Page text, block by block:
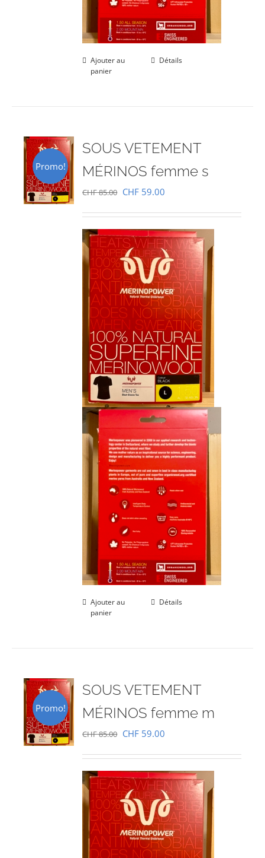
Ajouter au
panier
Détails
Promo!
SOUS VETEMENT
MÉRINOS femme s
CHF85.00 Le
initial
était :
CHF 85.00.
CHF 59.00
actuel
est :
CHF 59.00.
Ajouter au
panier
Détails
Promo!
SOUS VETEMENT
MÉRINOS femme m
CHF85.00 Le
initial
était :
CHF 85.00.
CHF 59.00
actuel
est :
CHF 59.00.